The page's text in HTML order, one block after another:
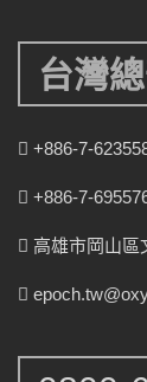
台灣
+886-7-
+886-7-
高雄市岡山區